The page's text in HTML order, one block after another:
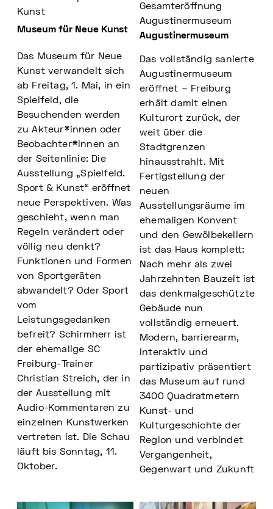
Kunst
Museum für Neue Kunst
Das Museum für Neue
Kunst verwandelt sich
ab Freitag, 1. Mai, in ein
Spielfeld, die
Besuchenden werden
zu Akteur*innen oder
Beobachter*innen an
der Seitenlinie: Die
Ausstellung „Spielfeld.
Sport & Kunst“ eröffnet
neue Perspektiven. Was
geschieht, wenn man
Regeln verändert oder
völlig neu denkt?
Funktionen und Formen
von Sportgeräten
abwandelt? Oder Sport
vom
Leistungsgedanken
befreit? Schirmherr ist
der ehemalige SC
Freiburg-Trainer
Christian Streich, der in
der Ausstellung mit
Audio-Kommentaren zu
einzelnen Kunstwerken
vertreten ist. Die Schau
läuft bis Sonntag, 11.
Oktober.
Gesamteröffnung
Augustinermuseum
Augustinermuseum
Das vollständig sanierte
Augustinermuseum
eröffnet – Freiburg
erhält damit einen
Kulturort zurück, der
weit über die
Stadtgrenzen
hinausstrahlt. Mit
Fertigstellung der
neuen
Ausstellungsräume im
ehemaligen Konvent
und den Gewölbekellern
ist das Haus komplett:
Nach mehr als zwei
Jahrzehnten Bauzeit ist
das denkmalgeschützte
Gebäude nun
vollständig erneuert.
Modern, barrierearm,
interaktiv und
partizipativ präsentiert
das Museum auf rund
3400 Quadratmetern
Kunst- und
Kulturgeschichte der
Region und verbindet
Vergangenheit,
Gegenwart und Zukunft